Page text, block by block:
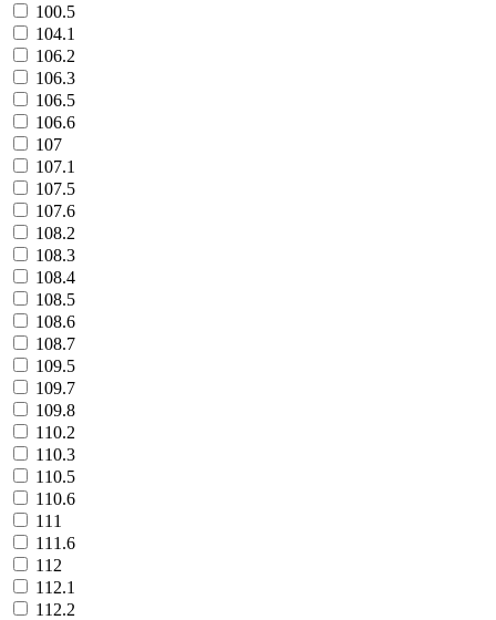
100.5
104.1
106.2
106.3
106.5
106.6
107
107.1
107.5
107.6
108.2
108.3
108.4
108.5
108.6
108.7
109.5
109.7
109.8
110.2
110.3
110.5
110.6
111
111.6
112
112.1
112.2